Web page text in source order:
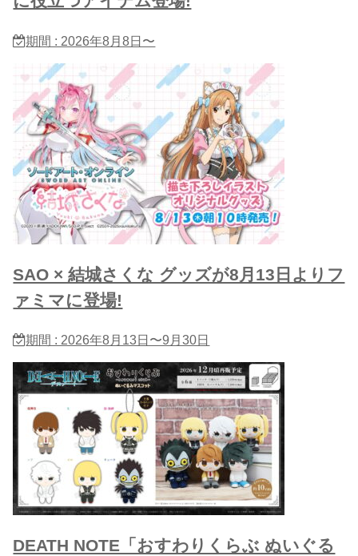
期間 : 2026年8月8日〜
SAO × 結城さくな グッズが8月13日よりフ
ァミマに登場!
期間 : 2026年8月13日〜9月30日
DEATH NOTE「おすわりくらぶ ぬいぐる​